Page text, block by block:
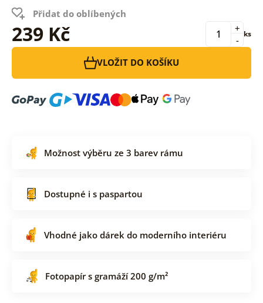
Přidat do oblíbených
239 Kč -
+ ks
VLOŽIT DO KOŠÍKU
Možnost výběru ze 3 barev rámu
Dostupné i s paspartou
Vhodné jako dárek do moderního interiéru
Fotopapír s gramáží 200 g/m²